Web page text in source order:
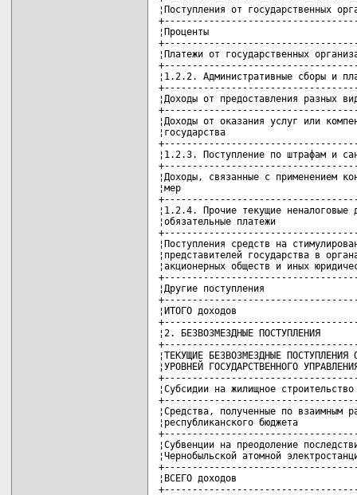
¦Поступления от
¦Проценты
¦Платежи от государственных
¦1.2.2. Административные сборы
¦Доходы от предоставления
¦Доходы от оказания услуг или
¦государства
¦1.2.3. Поступление по штрафам
¦Доходы, связанные с применением
¦мер
¦1.2.4. Прочие текущие
¦обязательные платежи
¦Поступления средств на
¦представителей государства в
¦акционерных обществ и иных
¦Другие поступления
¦ИТОГО доходов
¦2. БЕЗВОЗМЕЗДНЫЕ
¦ТЕКУЩИЕ БЕЗВОЗМЕЗДНЫЕ
¦УРОВНЕЙ ГОСУДАРСТВЕННОГО
¦Субсидии на жилищное
¦Средства, полученные по
¦республиканского
¦Субвенции на преодоление
¦Чернобыльской атомной
¦ВСЕГО доходов